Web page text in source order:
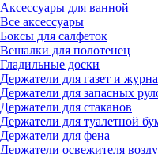
Аксессуары для ванной
Все аксессуары
Боксы для салфеток
Вешалки для полотенец
Гладильные доски
Держатели для газет и
Держатели для запасных
Держатели для стаканов
Держатели для туалетной
Держатели для фена
Держатели освежителя